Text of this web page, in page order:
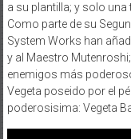
a su plantilla; y solo una
Como parte de su
System Works han
y al Maestro
enemigos más
Vegeta poseido por el
poderosisima: Vegeta